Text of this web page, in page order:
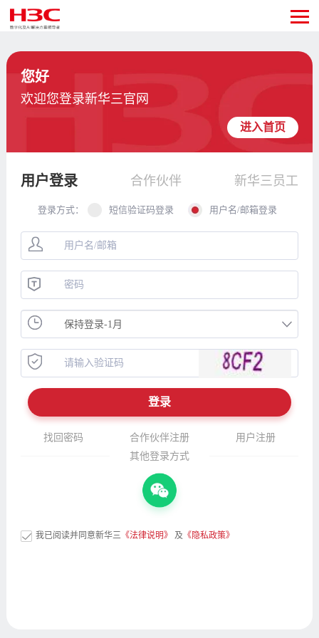
您好
欢迎您登录新华三官网
进入首页
用户登录 合作伙伴 新华三员工
登录方式： 短信验证码登录 用户名/邮箱登录
找回密码 合作伙伴注册
用户注册
其他登录方式
我已阅读并同意新华三《法律说明》 及 《隐私政策》